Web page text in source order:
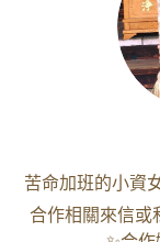
苦命加班的小資
合作相關來信或